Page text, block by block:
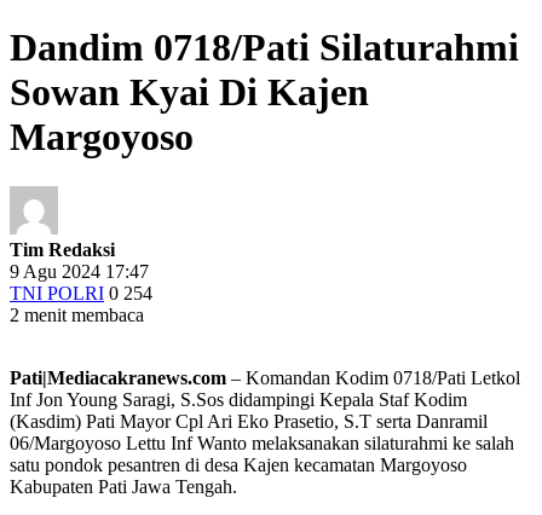
Dandim 0718/Pati Silaturahmi
Sowan Kyai Di Kajen
Margoyoso
Tim Redaksi
9 Agu 2024 17:47
TNI POLRI 0 254
2 menit membaca
Pati|Mediacakranews.com – Komandan Kodim 0718/Pati Letkol
Inf Jon Young Saragi, S.Sos didampingi Kepala Staf Kodim
(Kasdim) Pati Mayor Cpl Ari Eko Prasetio, S.T serta Danramil
06/Margoyoso Lettu Inf Wanto melaksanakan silaturahmi ke salah
satu pondok pesantren di desa Kajen kecamatan Margoyoso
Kabupaten Pati Jawa Tengah.